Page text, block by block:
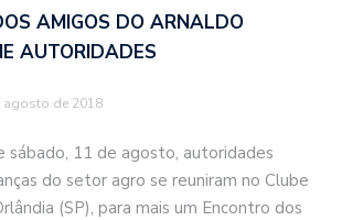
AMIGOS DO ARNALDO
AUTORIDADES
agosto de 2018
sábado, 11 de agosto, autoridades
do setor agro se reuniram no Clube
(SP), para mais um Encontro dos